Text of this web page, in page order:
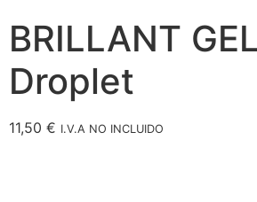
BRILLANT
Droplet
11,50 € I.V.A NO INCLUIDO